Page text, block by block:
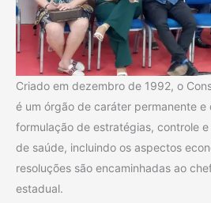
Criado em dezembro de 1992, o
é um órgão de caráter permanente e
formulação de estratégias, controle
de saúde, incluindo os aspectos
resoluções são encaminhadas ao
estadual.